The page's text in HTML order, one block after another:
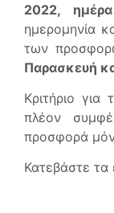
2022,
ημερομηνία
των
Παρασκευή
Κριτήριο
πλέον
προσφορά
Κατεβάστε τα